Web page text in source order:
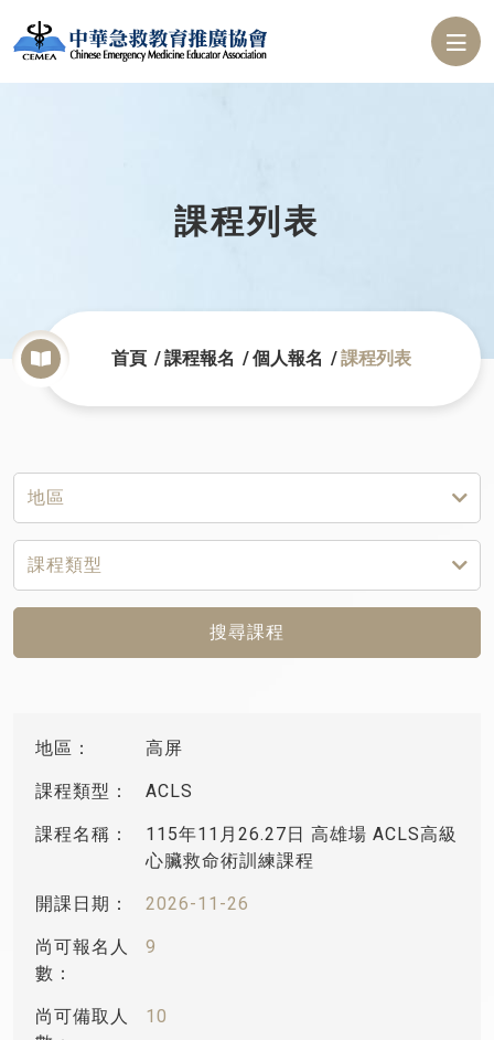
課程列表
首頁 課程報名 個人報名 課程列表
搜尋課程
高屏
ACLS
115年11月26.27日 高雄場 ACLS高級
心臟救命術訓練課程
2026-11-26
9
10